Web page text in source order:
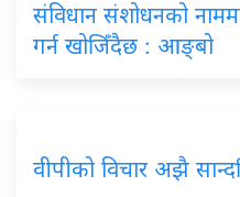
संविधान संशोधनको
गर्न खोजिँदैछ : आङ्बो
वीपीको विचार अझै